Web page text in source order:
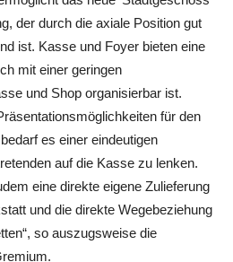
der durch die axiale Position gut
ist. Kasse und Foyer bieten eine
mit einer geringen
und Shop organisierbar ist.
für den
es einer eindeutigen
auf die Kasse zu lenken.
eine direkte eigene Zulieferung
und die direkte Wegebeziehung
so auszugsweise die